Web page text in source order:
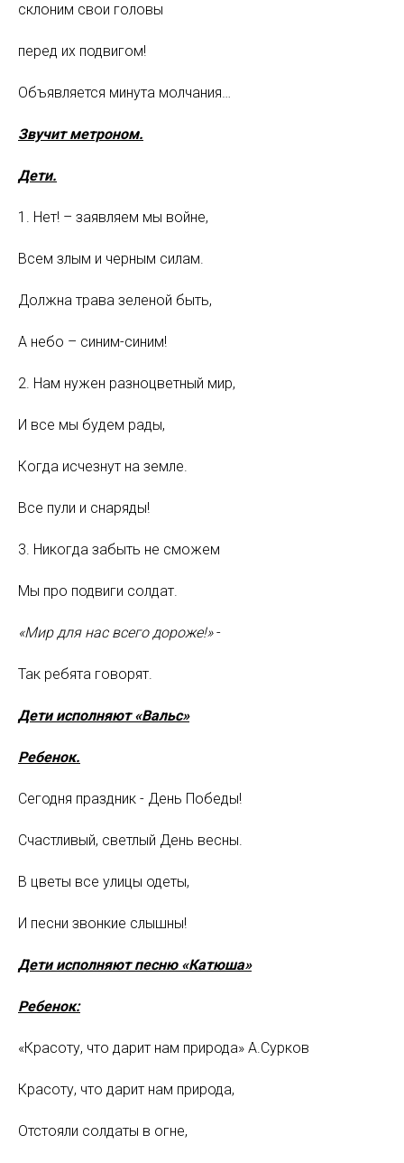
склоним свои головы
перед их подвигом!
Объявляется минута молчания…
Звучит метроном.
Дети.
1. Нет! – заявляем мы войне,
Всем злым и черным силам.
Должна трава зеленой быть,
А небо – синим-синим!
2. Нам нужен разноцветный мир,
И все мы будем рады,
Когда исчезнут на земле.
Все пули и снаряды!
3. Никогда забыть не сможем
Мы про подвиги солдат.
«Мир для нас всего дороже!»-
Так ребята говорят.
Дети исполняют «Вальс»
Ребенок.
Сегодня праздник - День Победы!
Счастливый, светлый День весны.
В цветы все улицы одеты,
И песни звонкие слышны!
Дети исполняют песню «Катюша»
Ребенок:
«Красоту, что дарит нам природа» А.Сурков
Красоту, что дарит нам природа,
Отстояли солдаты в огне,